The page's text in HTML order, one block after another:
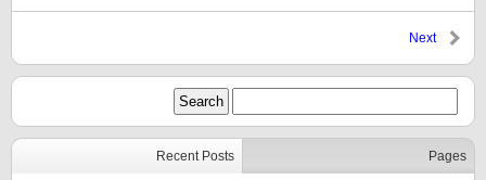
Next
Recent Posts Pages